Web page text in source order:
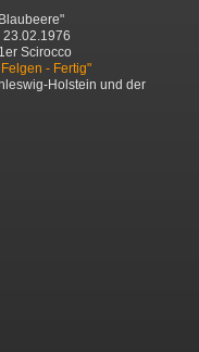
23.02.1976
Scirocco
- Fertig"
Holstein und der